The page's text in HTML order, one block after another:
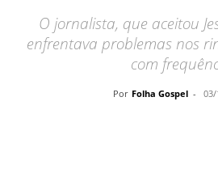
O jornalista, que aceitou
enfrentava problemas nos
com
Por Folha Gospel - 03/